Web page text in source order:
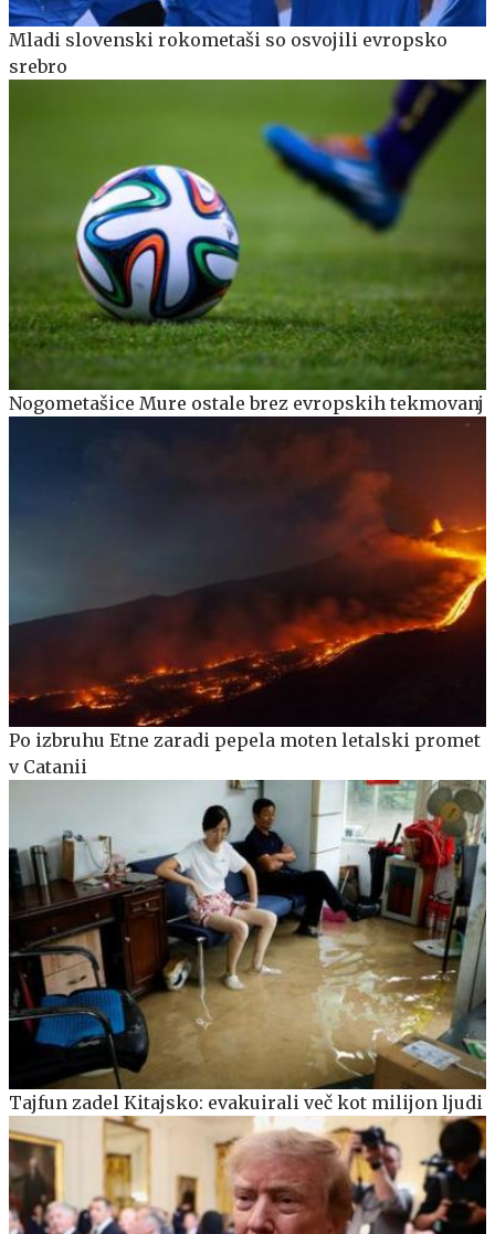
Mladi slovenski rokometaši so osvojili evropsko
srebro
Nogometašice Mure ostale brez evropskih tekmovanj
Po izbruhu Etne zaradi pepela moten letalski promet
v Catanii
Tajfun zadel Kitajsko: evakuirali več kot milijon ljudi